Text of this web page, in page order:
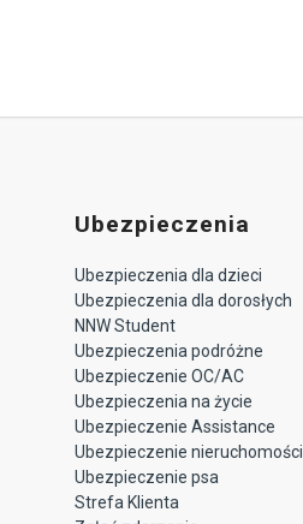
Ubezpieczenia
Ubezpieczenia dla dzieci
Ubezpieczenia dla dorosłych
NNW Student
Ubezpieczenia podróżne
Ubezpieczenie OC/AC
Ubezpieczenia na życie
Ubezpieczenie Assistance
Ubezpieczenie nieruchomości
Ubezpieczenie psa
Strefa Klienta